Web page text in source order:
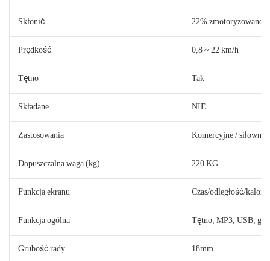
Skłonić 22% zmotoryzowane
Prędkość 0,8 ~ 22 km/h
Tętno Tak
Składane NIE
Zastosowania Komercyjne / siłowni
Dopuszczalna waga (kg) 220 KG
Funkcja ekranu Czas/odległość/
Funkcja ogólna Tętno, MP3, USB,
Grubość rady 18mm